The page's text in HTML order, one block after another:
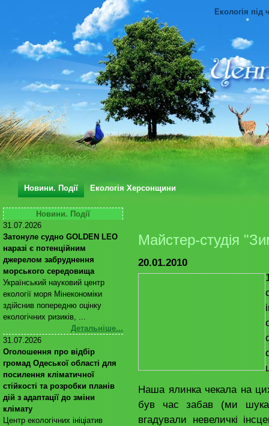
Екологія під
Новини. Події Екологія Херсонщини
Новини. Події
31.07.2026
Затонуле судно GOLDEN LEO
наразі є потенційним
джерелом забруднення
морського середовища
Український науковий центр
екології моря Мінекономіки
здійснив попередню оцінку
екологічних ризиків, ...
Детальніше...
31.07.2026
Оголошення про відбір
громад Одеської області для
посилення кліматичної
стійкості та розробки планів
дій з адаптації до зміни
клімату
Центр екологічних ініціатив
Майстер-студія
20.01.2010
Наша ялинка чекала на
був час забав (ми
вгадували невеличкі